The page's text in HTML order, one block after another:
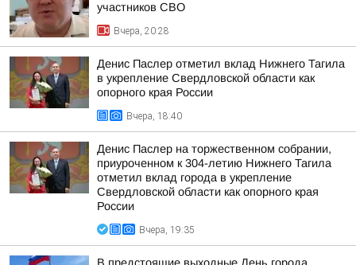
участников СВО
Вчера, 20:28
Денис Паслер отметил вклад Нижнего Тагила
в укрепление Свердловской области как
опорного края России
Вчера, 18:40
Денис Паслер на торжественном собрании,
приуроченном к 304-летию Нижнего Тагила
отметил вклад города в укрепление
Свердловской области как опорного края
России
Вчера, 19:35